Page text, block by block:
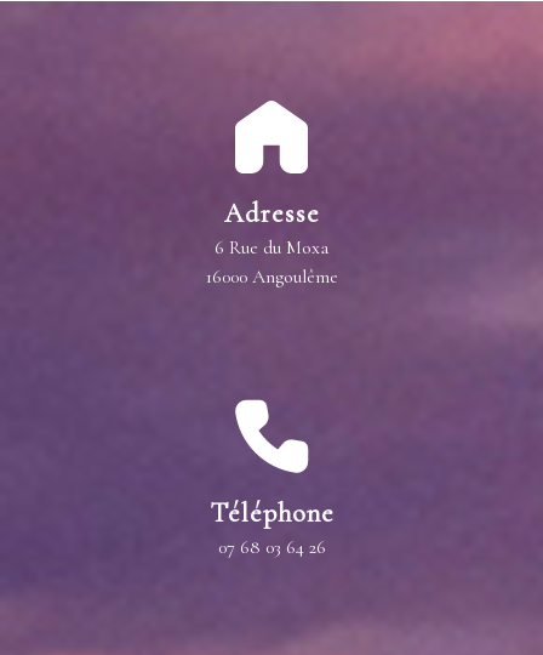
Adresse
6 Rue du Moxa
16000 Angoulême
Téléphone
07 68 03 64 26